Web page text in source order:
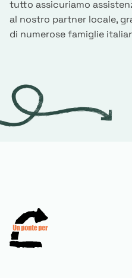
tutto assicuriamo
al nostro partner locale,
di numerose famiglie